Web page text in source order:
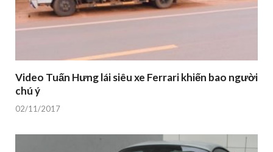
Video Tuấn Hưng lái siêu xe Ferrari khiến bao người
chú ý
02/11/2017